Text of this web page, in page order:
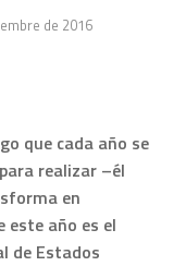
de 2016
que cada año se
realizar –él
en
este año es el
de Estados